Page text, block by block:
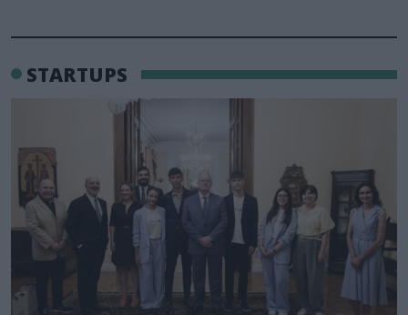
STARTUPS